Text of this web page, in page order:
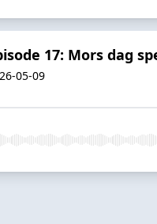
17: Mors dag
05-09